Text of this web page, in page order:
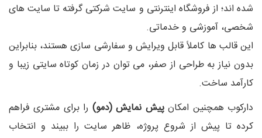
شده‌ اند؛ از فروشگاه اینترنتی و سایت شرکتی گرفته تا سایت‌ های
شخصی، آموزشی و خدماتی.
این قالب‌ ها کاملاً قابل ویرایش و سفارشی‌ سازی هستند، بنابراین
بدون نیاز به طراحی از صفر، می‌ توان در زمان کوتاه سایتی زیبا و
کارآمد ساخت.
دارکوب همچنین امکانپیش‌ نمایش (دمو) را برای مشتری فراهم
کرده تا پیش از شروع پروژه، ظاهر سایت را ببیند و انتخاب